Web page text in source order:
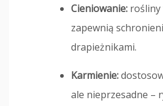
Cieniowanie: rośliny
zapewnią
drapieżnikami.
Karmienie:
ale nieprzesadne –